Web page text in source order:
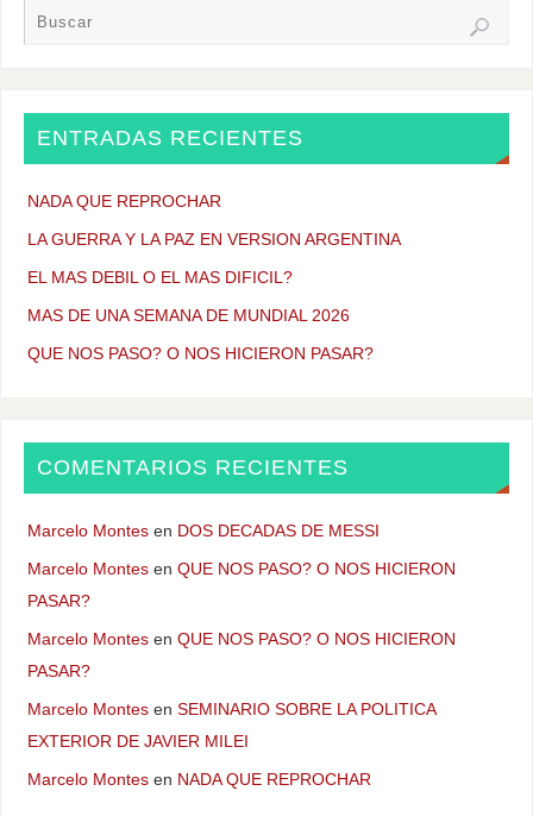
ENTRADAS RECIENTES
NADA QUE REPROCHAR
LA GUERRA Y LA PAZ EN VERSION ARGENTINA
EL MAS DEBIL O EL MAS DIFICIL?
MAS DE UNA SEMANA DE MUNDIAL 2026
QUE NOS PASO? O NOS HICIERON PASAR?
COMENTARIOS RECIENTES
Marcelo Montesen DOS DECADAS DE MESSI
Marcelo Montesen QUE NOS PASO? O NOS HICIERON
PASAR?
Marcelo Montesen QUE NOS PASO? O NOS HICIERON
PASAR?
Marcelo Montesen SEMINARIO SOBRE LA POLITICA
EXTERIOR DE JAVIER MILEI
Marcelo Montesen NADA QUE REPROCHAR